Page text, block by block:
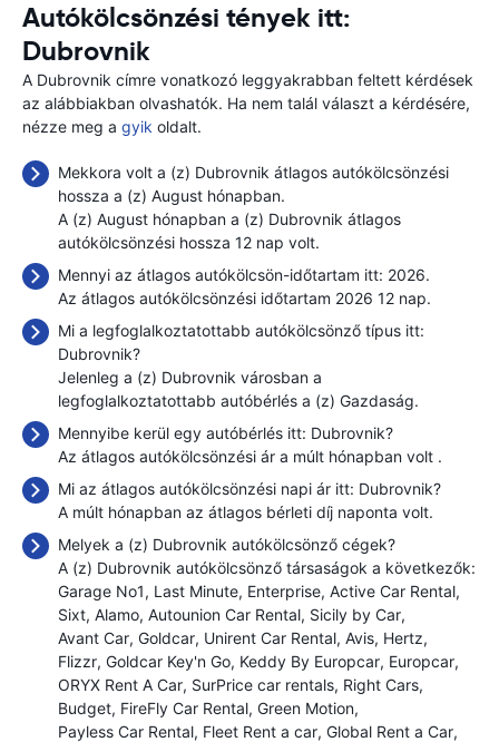
Autókölcsönzési tények itt:
Dubrovnik
A Dubrovnik címre vonatkozó leggyakrabban feltett kérdések
az alábbiakban olvashatók. Ha nem talál választ a kérdésére,
nézze meg a gyik oldalt.
Mekkora volt a (z) Dubrovnik átlagos autókölcsönzési
hossza a (z) August hónapban.
A (z) August hónapban a (z) Dubrovnik átlagos
autókölcsönzési hossza 12 nap volt.
Mennyi az átlagos autókölcsön-időtartam itt: 2026.
Az átlagos autókölcsönzési időtartam 2026 12 nap.
Mi a legfoglalkoztatottabb autókölcsönző típus itt:
Dubrovnik?
Jelenleg a (z) Dubrovnik városban a
legfoglalkoztatottabb autóbérlés a (z) Gazdaság.
Mennyibe kerül egy autóbérlés itt: Dubrovnik?
Az átlagos autókölcsönzési ár a múlt hónapban volt .
Mi az átlagos autókölcsönzési napi ár itt: Dubrovnik?
A múlt hónapban az átlagos bérleti díj naponta volt.
Melyek a (z) Dubrovnik autókölcsönző cégek?
A (z) Dubrovnik autókölcsönző társaságok a következők:
Garage No1
Last Minute Enterprise Active Car Rental
Sixt Alamo Autounion Car Rental Sicily by Car
Avant Car Goldcar Unirent Car Rental Avis Hertz
Flizzr Goldcar Key'n Go Keddy By Europcar Europcar
ORYX Rent A Car SurPrice car rentals Right Cars
Budget FireFly Car Rental Green Motion
Payless Car Rental Fleet Rent a car Global Rent a Car